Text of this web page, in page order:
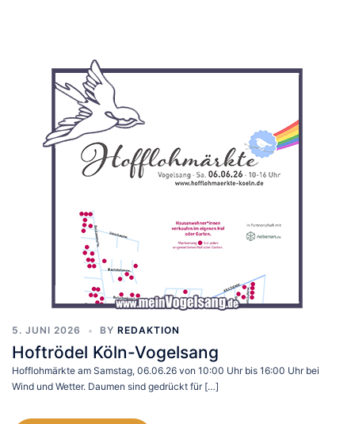
5. JUNI 2026 BY REDAKTION
Hoftrödel Köln-Vogelsang
Hofflohmärkte am Samstag, 06.06.26 von 10:00 Uhr bis 16:00 Uhr bei
Wind und Wetter. Daumen sind gedrückt für […]